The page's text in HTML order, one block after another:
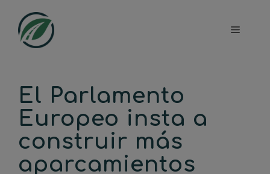
contenido
Menú
El Parlamento
Europeo insta a
construir más
aparcamientos